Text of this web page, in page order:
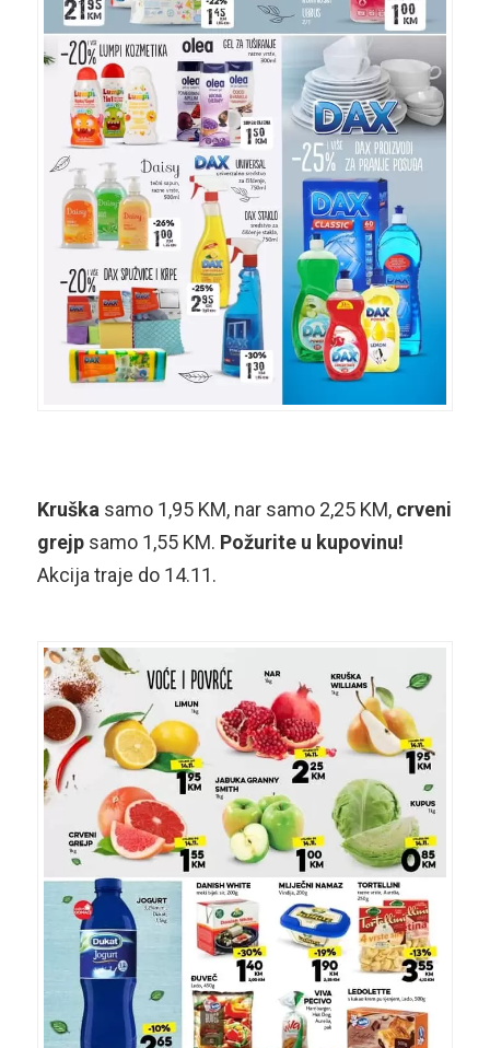
Kruška samo 1,95 KM, nar samo 2,25 KM, crveni
grejpsamo 1,55 KM. Požurite u kupovinu!
Akcija traje do 14.11.